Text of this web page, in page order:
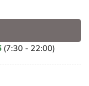
(7:30 - 22:00)